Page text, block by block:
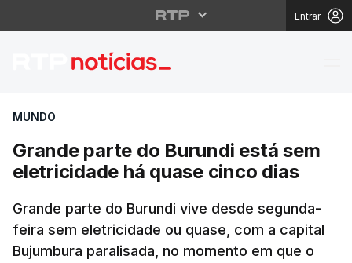
Entrar
Grande parte do
MUNDO
Grande parte do Burundi está sem
eletricidade há quase cinco dias
Grande parte do Burundi vive desde segunda-
feira sem eletricidade ou quase, com a capital
Bujumbura paralisada, no momento em que o